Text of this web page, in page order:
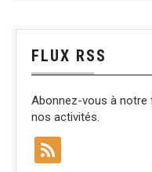
FLUX RSS
Abonnez-vous à notre
nos activités.